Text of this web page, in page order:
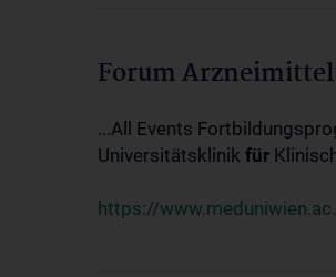
Forum
...All Events
Universitätsklinik für
https://